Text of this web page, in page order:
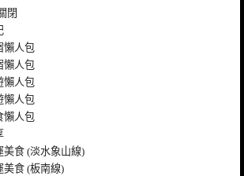
閉
懶人包
懶人包
懶人包
懶人包
懶人包
美食 (淡水象山線)
美食 (板南線)